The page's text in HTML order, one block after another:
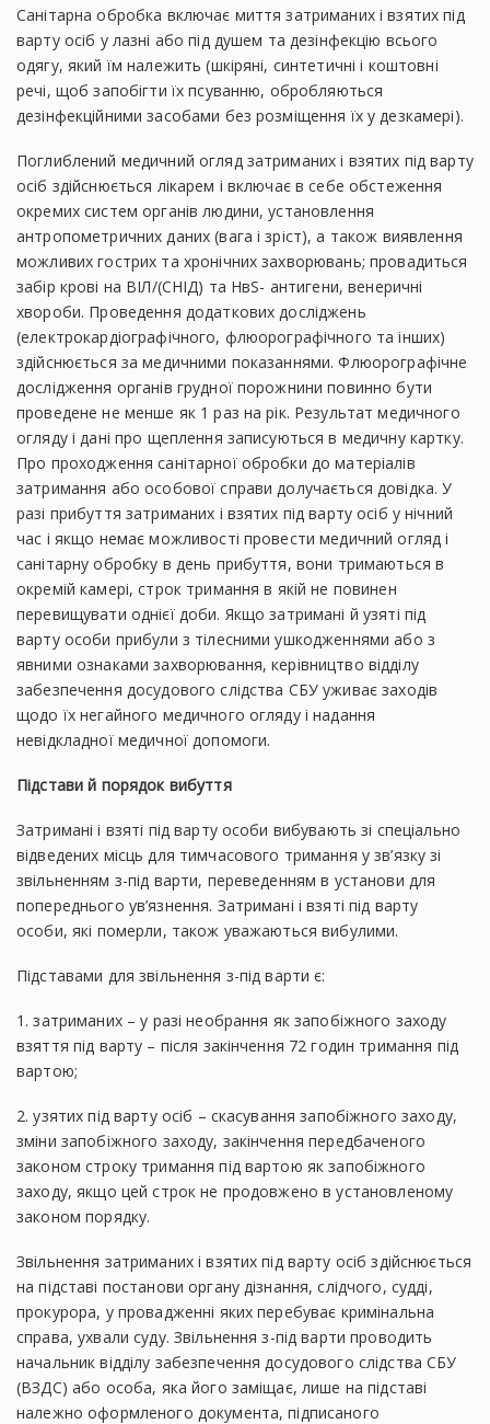
Санітарна обробка включає миття затриманих і взятих під
варту осіб у лазні або під душем та дезінфекцію всього
одягу, який їм належить (шкіряні, синтетичні і коштовні
речі, щоб запобігти їх псуванню, обробляються
дезінфекційними засобами без розміщення їх у дезкамері).
Поглиблений медичний огляд затриманих і взятих під варту
осіб здійснюється лікарем і включає в себе обстеження
окремих систем органів людини, установлення
антропометричних даних (вага і зріст), а також виявлення
можливих гострих та хронічних захворювань; провадиться
забір крові на ВІЛ/(СНІД) та НвS- антигени, венеричні
хвороби. Проведення додаткових досліджень
(електрокардіографічного, флюорографічного та інших)
здійснюється за медичними показаннями. Флюорографічне
дослідження органів грудної порожнини повинно бути
проведене не менше як 1 раз на рік. Результат медичного
огляду і дані про щеплення записуються в медичну картку.
Про проходження санітарної обробки до матеріалів
затримання або особової справи долучається довідка. У
разі прибуття затриманих і взятих під варту осіб у нічний
час і якщо немає можливості провести медичний огляд і
санітарну обробку в день прибуття, вони тримаються в
окремій камері, строк тримання в якій не повинен
перевищувати однієї доби. Якщо затримані й узяті під
варту особи прибули з тілесними ушкодженнями або з
явними ознаками захворювання, керівництво відділу
забезпечення досудового слідства СБУ уживає заходів
щодо їх негайного медичного огляду і надання
невідкладної медичної допомоги.
Підстави й порядок вибуття
Затримані і взяті під варту особи вибувають зі спеціально
відведених місць для тимчасового тримання у зв’язку зі
звільненням з-під варти, переведенням в установи для
попереднього ув’язнення. Затримані і взяті під варту
особи, які померли, також уважаються вибулими.
Підставами для звільнення з-під варти є:
1. затриманих – у разі необрання як запобіжного заходу
взяття під варту – після закінчення 72 годин тримання під
вартою;
2. узятих під варту осіб – скасування запобіжного заходу,
зміни запобіжного заходу, закінчення передбаченого
законом строку тримання під вартою як запобіжного
заходу, якщо цей строк не продовжено в установленому
законом порядку.
Звільнення затриманих і взятих під варту осіб здійснюється
на підставі постанови органу дізнання, слідчого, судді,
прокурора, у провадженні яких перебуває кримінальна
справа, ухвали суду. Звільнення з-під варти проводить
начальник відділу забезпечення досудового слідства СБУ
(ВЗДС) або особа, яка його заміщає, лише на підставі
належно оформленого документа, підписаного